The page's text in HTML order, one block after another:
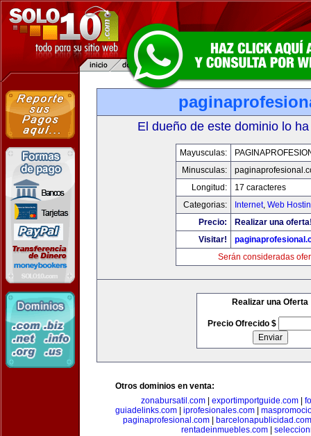
El dueño de este dominio lo
Mayusculas:
Minusculas:
Longitud:
17 caracteres
Categorias:
Internet, Web
Precio:
Realizar una
Visitar!
Serán consideradas
Realizar una Oferta
Precio Ofrecido $
Otros dominios en venta:
zonabursatil.com
exportimportguide.com
guiadelinks.com
iprofesionales.com
paginaprofesional.com|
barcelonapublicidad.com
rentadeinmuebles.com|